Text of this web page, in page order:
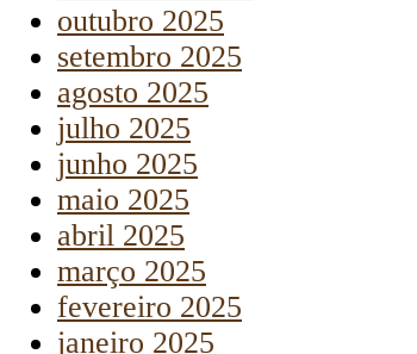
outubro 2025
setembro 2025
agosto 2025
julho 2025
junho 2025
maio 2025
abril 2025
março 2025
fevereiro 2025
janeiro 2025